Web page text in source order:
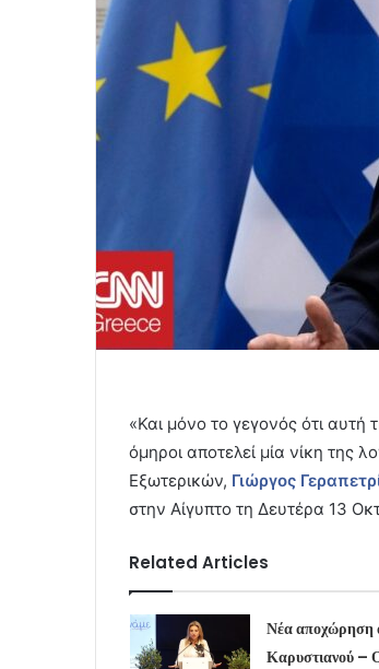
«Και μόνο το γεγονός ότι αυτή
όμηροι αποτελεί μία νίκη της
Εξωτερικών, Γιώργος
στην Αίγυπτο τη Δευτέρα 13
Related Articles
Νέα αποχώρηση
Καρυστιανού –